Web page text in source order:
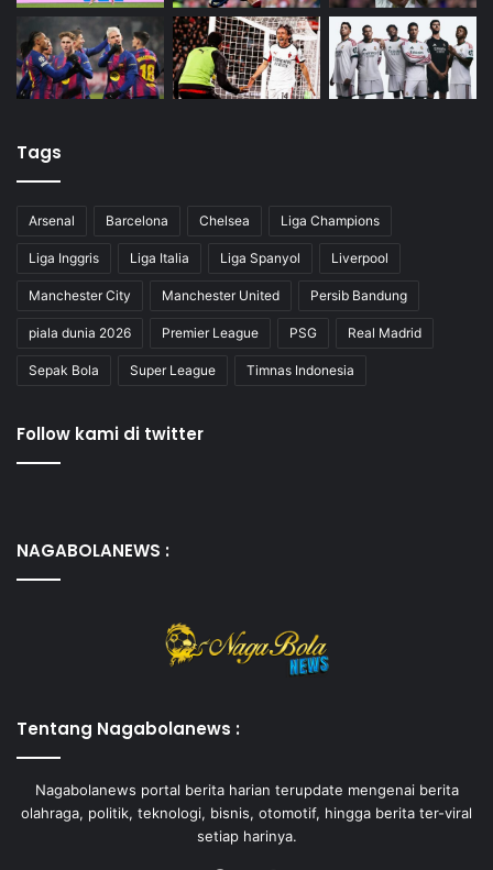
Tags
Arsenal Barcelona Chelsea Liga Champions
Liga Inggris Liga Italia Liga Spanyol Liverpool
Manchester City Manchester United Persib Bandung
piala dunia 2026 Premier League PSG Real Madrid
Sepak Bola Super League Timnas Indonesia
Follow kami di twitter
NAGABOLANEWS :
Tentang Nagabolanews :
Nagabolanews portal berita harian terupdate mengenai berita
olahraga, politik, teknologi, bisnis, otomotif, hingga berita ter-viral
setiap harinya.